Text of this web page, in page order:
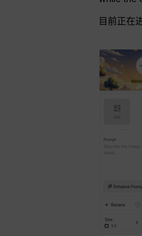
目前正在